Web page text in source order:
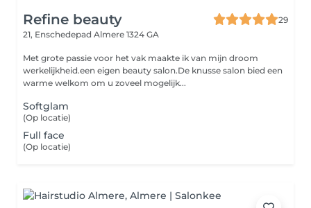
Refine beauty
29
21, Enschedepad Almere 1324 GA
Met grote passie voor het vak maakte ik van mijn droom
werkelijkheid.een eigen beauty salon.De knusse salon bied een
warme welkom om u zoveel mogelijk...
Softglam
(Op locatie)
Full face
(Op locatie)